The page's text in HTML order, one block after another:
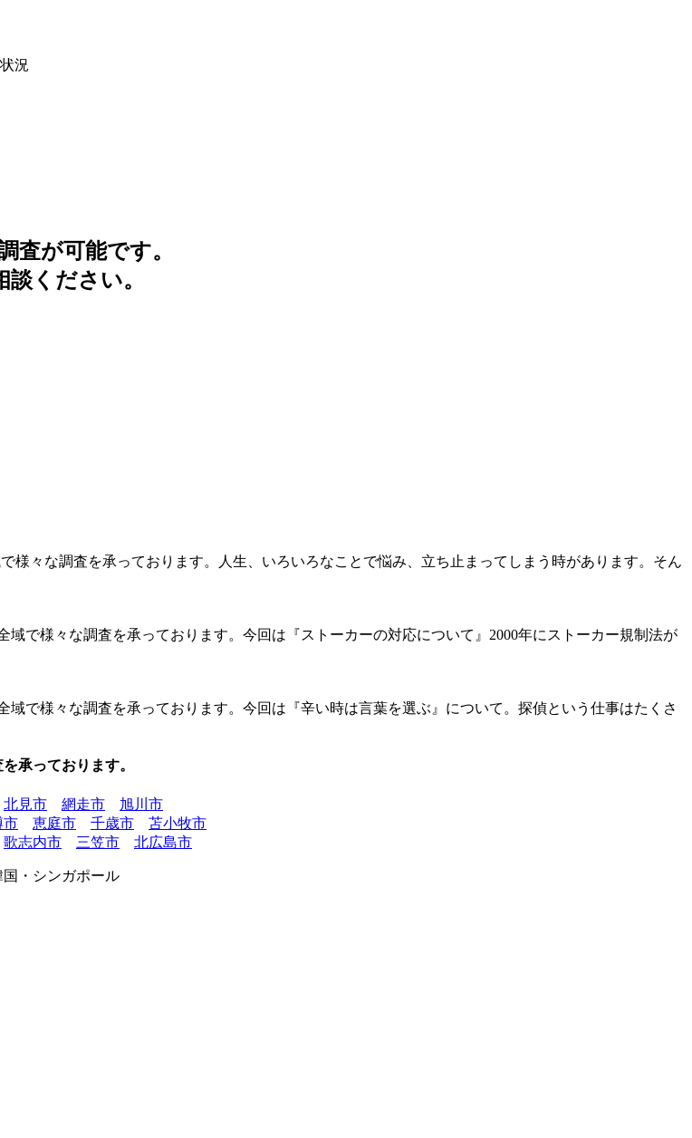
況
査が可能です。
ください。
々な調査を承っております。人生、いろいろなことで悩み、立ち止まってしまう時があります。そん
様々な調査を承っております。今回は『ストーカーの対応について』2000年にストーカー規制法が
様々な調査を承っております。今回は『辛い時は言葉を選ぶ』について。探偵という仕事はたくさ
北見市 網走市
旭川市
市 恵庭市 千歳市
苫小牧市
歌志内市 三笠市 北広島市
・シンガポール